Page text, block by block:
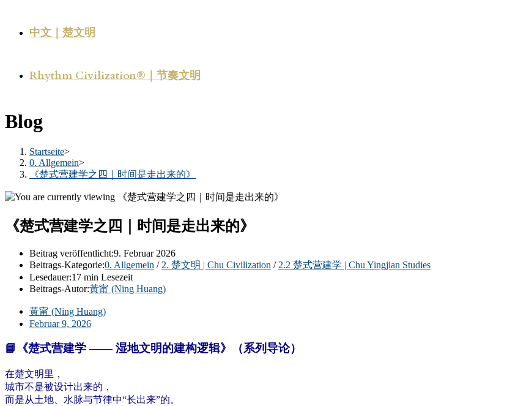
中文｜楚文明
Rhythm Civilization®｜节奏文明
Blog
Startseite>
0. Allgemein>
《楚式营建学之四｜时间是走出来的》
《楚式营建学之四｜时间是走出来的》
Beitrag veröffentlicht:9. Februar 2026
Beitrags-Kategorie:0. Allgemein / 2. 楚文明 | Chu Civilization / 2.2 楚式营建学 | Chu Yingjian Studies
Lesedauer:17 min Lesezeit
Beitrags-Autor:黃甯 (Ning Huang)
黃甯 (Ning Huang)
Februar 9, 2026
📘《楚式营建学 —— 湿地文明的建构逻辑》（系列导论）
在楚文明里，
城市不是被设计出来的，
而是从土地、水脉与节律中“长出来”的。